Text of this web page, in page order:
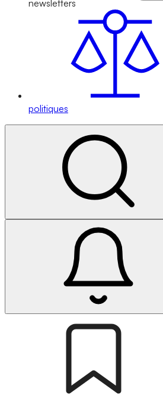
newsletters
politiques